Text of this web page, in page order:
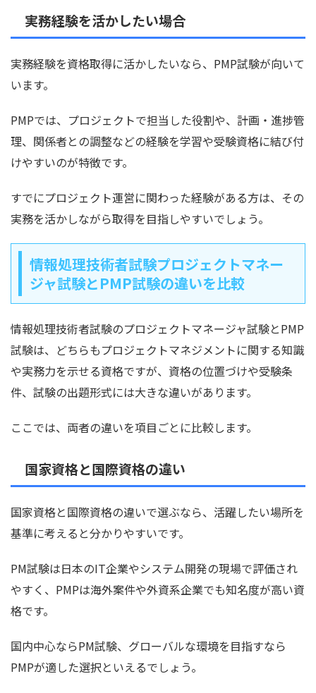
実務経験を活かしたい場合
実務経験を資格取得に活かしたいなら、PMP試験が向いて
います。
PMPでは、プロジェクトで担当した役割や、計画・進捗管
理、関係者との調整などの経験を学習や受験資格に結び付
けやすいのが特徴です。
すでにプロジェクト運営に関わった経験がある方は、その
実務を活かしながら取得を目指しやすいでしょう。
情報処理技術者試験プロジェクトマネー
ジャ試験とPMP試験の違いを比較
情報処理技術者試験のプロジェクトマネージャ試験とPMP
試験は、どちらもプロジェクトマネジメントに関する知識
や実務力を示せる資格ですが、資格の位置づけや受験条
件、試験の出題形式には大きな違いがあります。
ここでは、両者の違いを項目ごとに比較します。
国家資格と国際資格の違い
国家資格と国際資格の違いで選ぶなら、活躍したい場所を
基準に考えると分かりやすいです。
PM試験は日本のIT企業やシステム開発の現場で評価され
やすく、PMPは海外案件や外資系企業でも知名度が高い資
格です。
国内中心ならPM試験、グローバルな環境を目指すなら
PMPが適した選択といえるでしょう。